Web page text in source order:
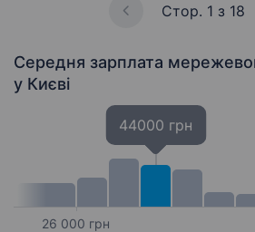
Стор. 1 з 18
Середня зарплата
у Києві
26 000 грн
44000 грн